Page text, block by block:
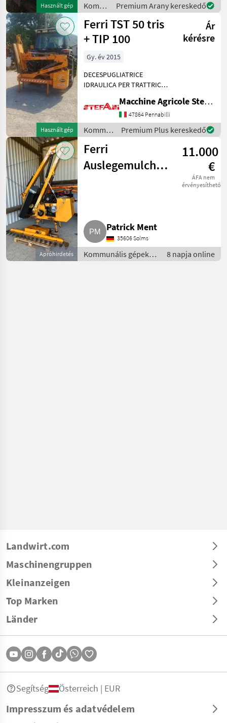
Használt gép
Kommunális
gépek /
Ferri
Premium Arany kereskedő
Használt gép
Ferri TST 50 tris
+ TIP 100
Ár
kérésre
Gy. év 2015
DECESPUGLIATRICE
IDRAULICA PER TRATTRICI
REVERSIBILE O DI
SOLLEVATORE E P.d.F.
ANTERIORE Rotore
elicoidale “OVERLAP” a
doppia elica con coltelli sov
Macchine Agricole Stefani Luciano
47864 Pennabilli
Kommunális
gépek /
Ferri
Premium Plus kereskedő
Apróhirdetés
Ferri
Auslegemulcher
11.000
€
ÁFA nem
érvényesíthető
Patrick Ment
35606 Solms
Kommunális gépek /
Rézsűkasza
8 napja online
Landwirt.com
Maschinengruppen
Kleinanzeigen
Top Marken
Länder
Impresszum és adatvédelem
Segítség Österreich | EUR